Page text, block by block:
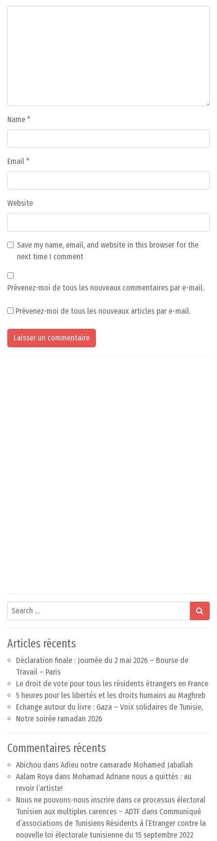
Name *
Email *
Website
Save my name, email, and website in this browser for the
next time I comment
Prévenez-moi de tous les nouveaux commentaires par e-mail.
Prévenez-moi de tous les nouveaux articles par e-mail.
Search
Articles récents
Déclaration finale : Journée du 2 mai 2026 – Bourse de
Travail – Paris
Le droit de vote pour tous les résidents étrangers en France
5 heures pour les libertés et les droits humains au Maghreb
Echange autour du livre : Gaza – Voix solidaires de Tunisie,
Notre soirée ramadan 2026
Commentaires récents
Abichou dans Adieu notre camarade Mohamed Jaballah
Aalam Roya dans Mohamad Adnane nous a quittés : au
revoir l’artiste!
Nous ne pouvons-nous inscrire dans ce processus électoral
Tunisien aux multiples carences – ADTF dans Communiqué
d’associations de Tunisiens Résidents à l’Etranger contre la
nouvelle loi électorale tunisienne du 15 septembre 2022